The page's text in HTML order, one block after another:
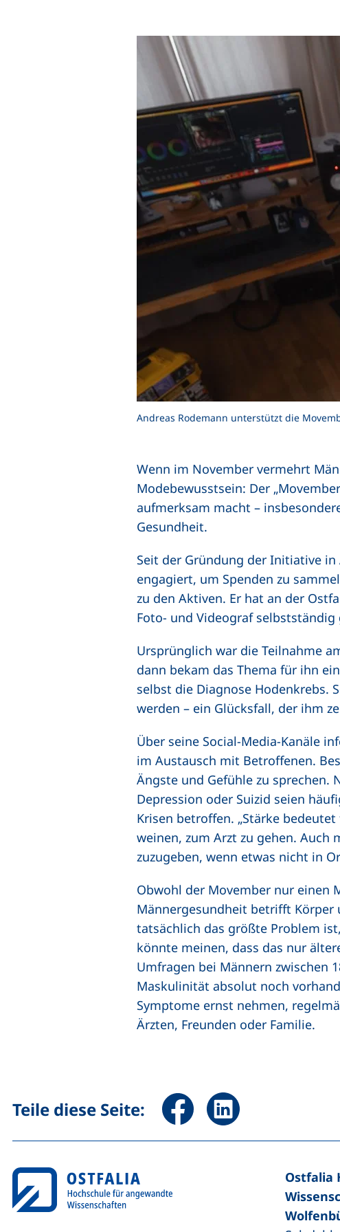
Andreas Rodemann unterstützt die
Wenn im November vermehrt
Modebewusstsein: Der
aufmerksam macht –
Gesundheit.
Seit der Gründung der Initiative
engagiert, um Spenden zu
zu den Aktiven. Er hat an der
Foto- und Videograf selbstständig
Ursprünglich war die Teilnahme
dann bekam das Thema für ihn
selbst die Diagnose Hodenkrebs.
werden – ein Glücksfall, der ihm
Über seine Social-Media-Kanäle
im Austausch mit Betroffenen.
Ängste und Gefühle zu sprechen.
Depression oder Suizid seien
Krisen betroffen. „Stärke
weinen, zum Arzt zu gehen. Auch
zuzugeben, wenn etwas nicht in
Obwohl der Movember nur einen
Männergesundheit betrifft Körper
tatsächlich das größte Problem
könnte meinen, dass das nur
Umfragen bei Männern zwischen
Maskulinität absolut noch
Symptome ernst nehmen,
Ärzten, Freunden oder Familie.
Teile diese Seite: Seite über Facebook teilen
Seite über LinkedIn
Ostfalia